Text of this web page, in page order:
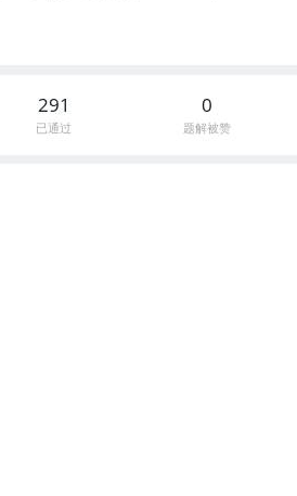
291
已通过
0
题解被赞